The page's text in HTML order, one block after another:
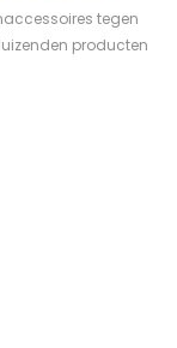
tegen
producten